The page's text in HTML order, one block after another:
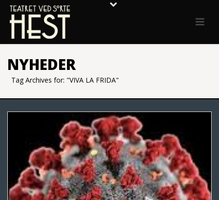
NYHEDER
Tag Archives for: "VIVA LA FRIDA"